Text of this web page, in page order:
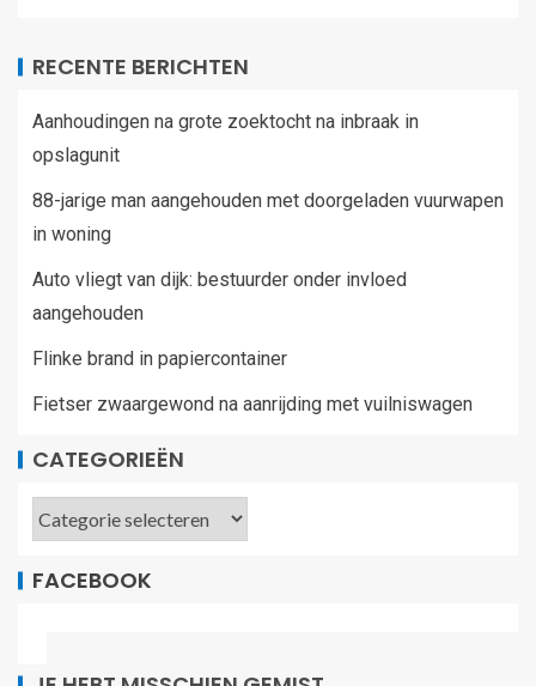
RECENTE BERICHTEN
Aanhoudingen na grote zoektocht na inbraak in
opslagunit
88-jarige man aangehouden met doorgeladen vuurwapen
in woning
Auto vliegt van dijk: bestuurder onder invloed
aangehouden
Flinke brand in papiercontainer
Fietser zwaargewond na aanrijding met vuilniswagen
CATEGORIEËN
FACEBOOK